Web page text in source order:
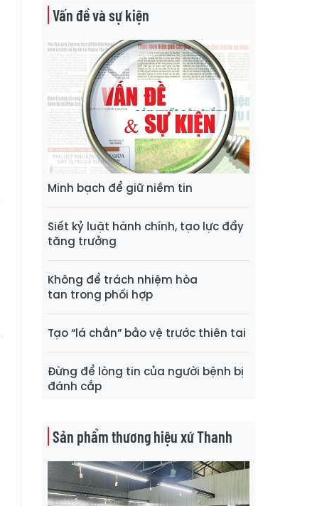
Vấn đề và sự kiện
Minh bạch để giữ niềm tin
Siết kỷ luật hành chính, tạo lực đẩy
tăng trưởng
Không để trách nhiệm hòa
tan trong phối hợp
Tạo “lá chắn” bảo vệ trước thiên tai
Đừng để lòng tin của người bệnh bị
đánh cắp
Sản phẩm thương hiệu xứ Thanh